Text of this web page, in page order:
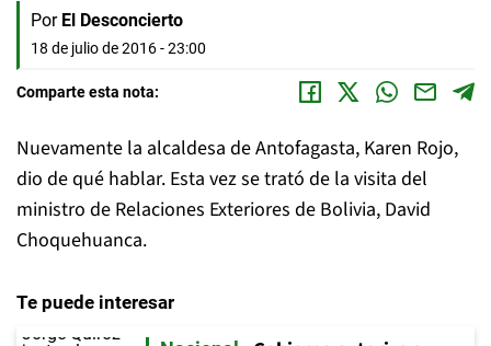
Por El Desconcierto
18 de julio de 2016 - 23:00
Comparte esta nota:
Nuevamente la alcaldesa de Antofagasta, Karen Rojo,
dio de qué hablar. Esta vez se trató de la visita del
ministro de Relaciones Exteriores de Bolivia, David
Choquehuanca.
Te puede interesar